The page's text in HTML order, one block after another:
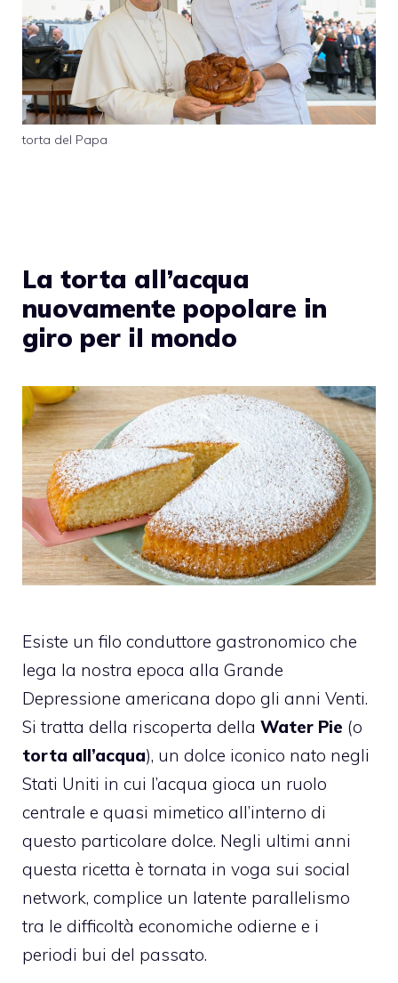
torta del Papa
La torta all’acqua
nuovamente popolare in
giro per il mondo
Esiste un filo conduttore gastronomico che
lega la nostra epoca alla Grande
Depressione americana dopo gli anni Venti.
Si tratta della riscoperta della Water Pie (o
torta all’acqua), un dolce iconico nato negli
Stati Uniti in cui l’acqua gioca un ruolo
centrale e quasi mimetico all’interno di
questo particolare dolce. Negli ultimi anni
questa ricetta è tornata in voga sui social
network, complice un latente parallelismo
tra le difficoltà economiche odierne e i
periodi bui del passato.